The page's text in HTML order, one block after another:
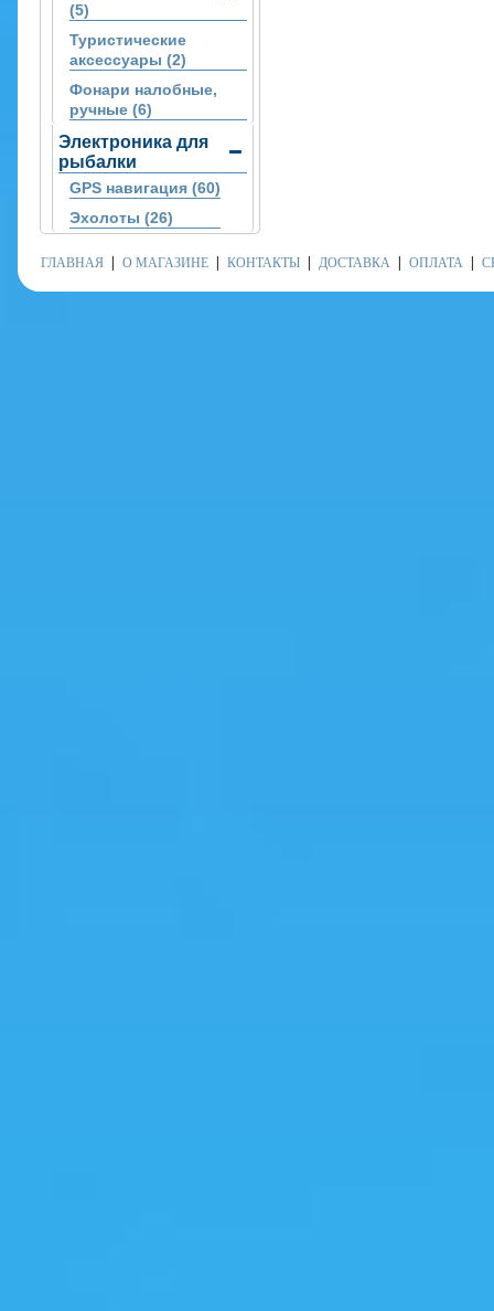
(5)
Туристические
аксессуары (2)
Фонари налобные,
ручные (6)
Электроника для
рыбалки
GPS навигация (60)
Эхолоты (26)
ГЛАВНАЯ О МАГАЗИНЕ КОНТАКТЫ ДОСТАВКА ОПЛАТА